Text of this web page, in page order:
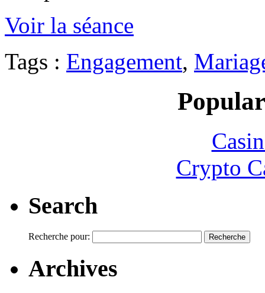
Voir la séance
Tags : Engagement,
Crypto
Search
Recherche pour:
Archives